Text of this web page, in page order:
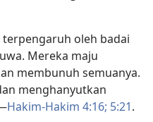
oleh badai
Mereka maju
membunuh semuanya.
menghanyutkan
Hakim-Hakim 4:16; 5:21.